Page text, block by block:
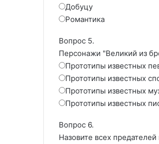
Добуцу
Романтика
Вопрос 5.
Персонажи "Великий из
Прототипы известных
Прототипы известных
Прототипы известных
Прототипы известных
Вопрос 6.
Назовите всех